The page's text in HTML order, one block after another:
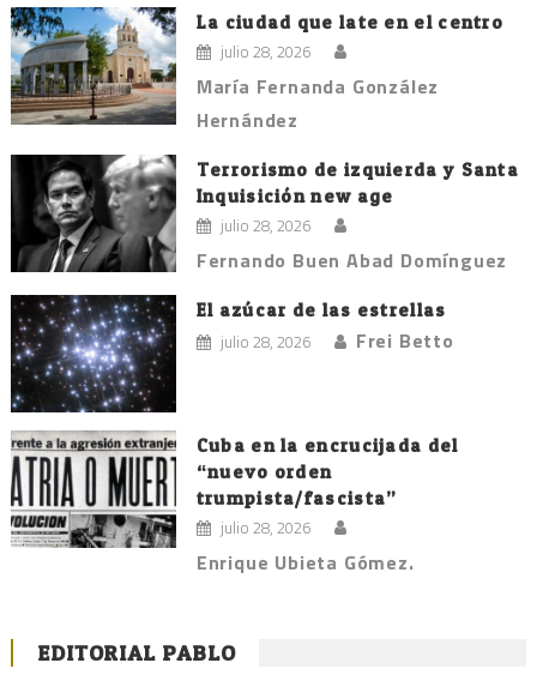
La ciudad que late en el centro
julio 28, 2026
María Fernanda González
Hernández
Terrorismo de izquierda y Santa
Inquisición new age
julio 28, 2026
Fernando Buen Abad Domínguez
El azúcar de las estrellas
julio 28, 2026 Frei Betto
Cuba en la encrucijada del
“nuevo orden
trumpista/fascista”
julio 28, 2026
Enrique Ubieta Gómez.
EDITORIAL PABLO